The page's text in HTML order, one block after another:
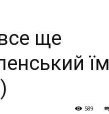
ще
їм
589